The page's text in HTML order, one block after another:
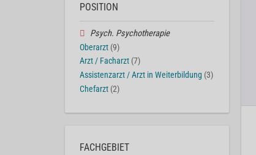
POSITION
Psych. Psychotherapie
Oberarzt (9)
Arzt / Facharzt (7)
Assistenzarzt / Arzt in Weiterbildung (3)
Chefarzt (2)
FACHGEBIET